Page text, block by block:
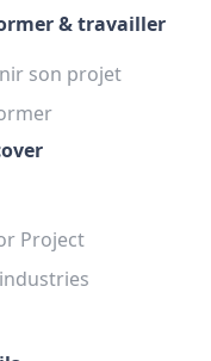
& travailler
son projet
Project